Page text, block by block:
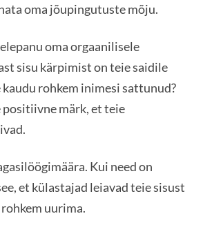
oma jõupingutuste mõju.
oma orgaanilisele
sisu kärpimist on teie saidile
rohkem inimesi sattunud?
positiivne märk, et teie
Kui need on
et külastajad leiavad teie sisust
uurima.